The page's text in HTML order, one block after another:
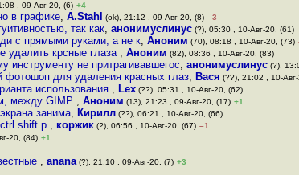
, 09-Авг-20, (6) +4
в графике, A.Stahl (ok), 21:12 , 09-Авг-20, (8) –3
так как, анонимуслинус (?), 05:30 , 10-Авг-20, (61)
с прямыми руками, а не к, Аноним (70), 08:18 , 10-Авг-20, (73)
удалить крсные глаза , Аноним (82), 08:36 , 10-Авг-20, (83)
инструменту не притрагивавшегос, анонимуслинус (?),
фотошоп для удаления красных глаз, Вася (??), 21:02 , 10-
использования , Lex (??), 05:31 , 10-Авг-20, (62)
между GIMP , Аноним (13), 21:23 , 09-Авг-20, (17) +1
занима, Кирилл (??), 06:21 , 10-Авг-20, (66)
shift p , коржик (?), 06:56 , 10-Авг-20, (67) –1
20, (84) +1
, anana (?), 21:10 , 09-Авг-20, (7) +3